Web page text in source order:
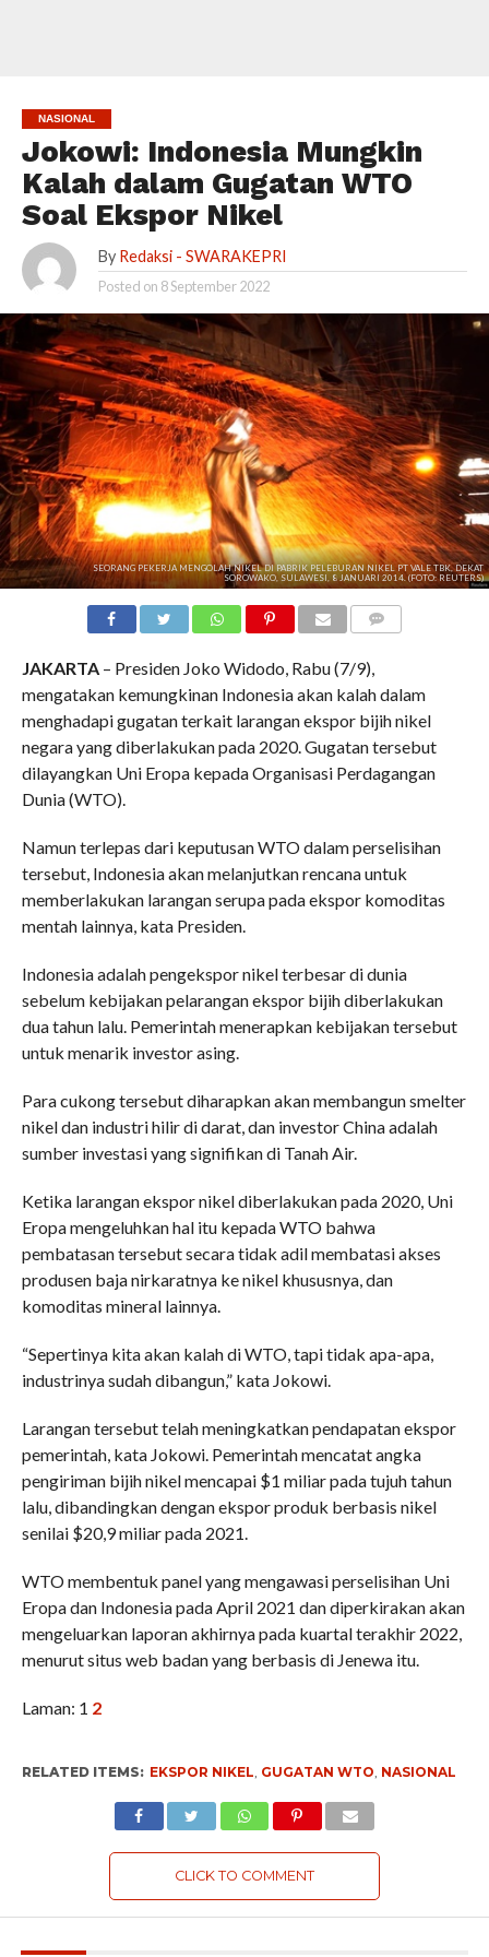
NASIONAL
Jokowi: Indonesia Mungkin
Kalah dalam Gugatan WTO
Soal Ekspor Nikel
By Redaksi - SWARAKEPRI
Posted on 8 September 2022
SEORANG PEKERJA MENGOLAH NIKEL DI PABRIK PELEBURAN NIKEL PT VALE TBK, DEKAT
SOROWAKO, SULAWESI, 8 JANUARI 2014. (FOTO: REUTERS)
JAKARTA– Presiden Joko Widodo, Rabu (7/9),
mengatakan kemungkinan Indonesia akan kalah dalam
menghadapi gugatan terkait larangan ekspor bijih nikel
negara yang diberlakukan pada 2020. Gugatan tersebut
dilayangkan Uni Eropa kepada Organisasi Perdagangan
Dunia (WTO).
Namun terlepas dari keputusan WTO dalam perselisihan
tersebut, Indonesia akan melanjutkan rencana untuk
memberlakukan larangan serupa pada ekspor komoditas
mentah lainnya, kata Presiden.
Indonesia adalah pengekspor nikel terbesar di dunia
sebelum kebijakan pelarangan ekspor bijih diberlakukan
dua tahun lalu. Pemerintah menerapkan kebijakan tersebut
untuk menarik investor asing.
Para cukong tersebut diharapkan akan membangun smelter
nikel dan industri hilir di darat, dan investor China adalah
sumber investasi yang signifikan di Tanah Air.
Ketika larangan ekspor nikel diberlakukan pada 2020, Uni
Eropa mengeluhkan hal itu kepada WTO bahwa
pembatasan tersebut secara tidak adil membatasi akses
produsen baja nirkaratnya ke nikel khususnya, dan
komoditas mineral lainnya.
“Sepertinya kita akan kalah di WTO, tapi tidak apa-apa,
industrinya sudah dibangun,” kata Jokowi.
Larangan tersebut telah meningkatkan pendapatan ekspor
pemerintah, kata Jokowi. Pemerintah mencatat angka
pengiriman bijih nikel mencapai $1 miliar pada tujuh tahun
lalu, dibandingkan dengan ekspor produk berbasis nikel
senilai $20,9 miliar pada 2021.
WTO membentuk panel yang mengawasi perselisihan Uni
Eropa dan Indonesia pada April 2021 dan diperkirakan akan
mengeluarkan laporan akhirnya pada kuartal terakhir 2022,
menurut situs web badan yang berbasis di Jenewa itu.
Laman: 1 2
RELATED ITEMS: EKSPOR NIKEL GUGATAN WTO NASIONAL
CLICK TO COMMENT